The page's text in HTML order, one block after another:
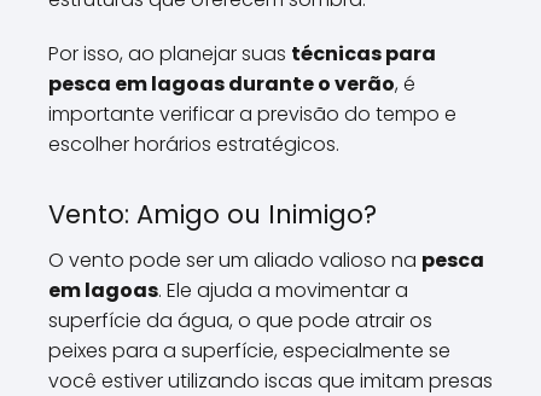
Por isso, ao planejar suas técnicas para
pesca em lagoas durante o verão, é
importante verificar a previsão do tempo e
escolher horários estratégicos.
Vento: Amigo ou Inimigo?
O vento pode ser um aliado valioso na pesca
em lagoas. Ele ajuda a movimentar a
superfície da água, o que pode atrair os
peixes para a superfície, especialmente se
você estiver utilizando iscas que imitam presas